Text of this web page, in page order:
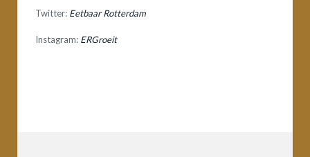
Twitter: Eetbaar Rotterdam
Instagram: ERGroeit